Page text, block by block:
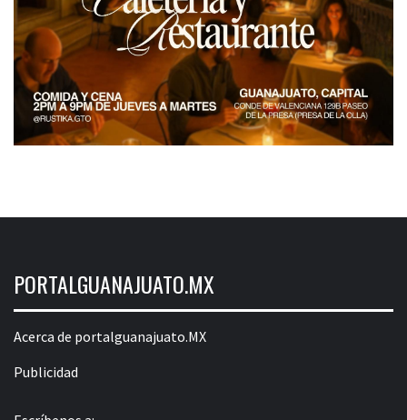
PORTALGUANAJUATO.MX
Acerca de portalguanajuato.MX
Publicidad